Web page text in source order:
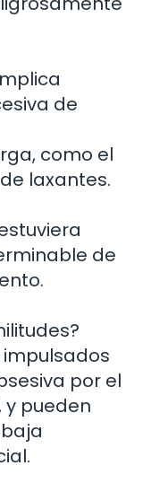
de
como el
laxantes.
de
por el
y pueden